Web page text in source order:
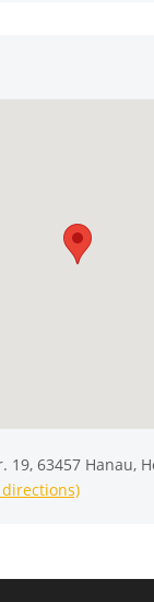
19, 63457 Hanau,
directions)